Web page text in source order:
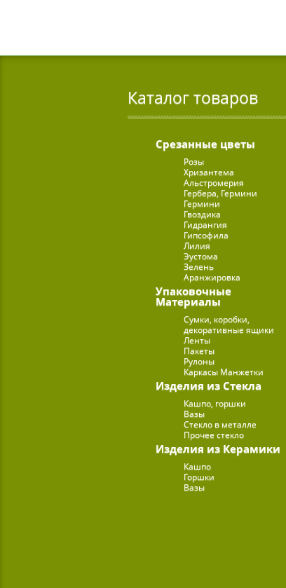
Каталог товаров
Срезанные цветы
Розы
Хризантема
Альстромерия
Гербера, Гермини
Гермини
Гвоздика
Гидрангия
Гипсофила
Лилия
Эустома
Зелень
Аранжировка
Упаковочные
Материалы
Сумки, коробки,
декоративные ящики
Ленты
Пакеты
Рулоны
Каркасы Манжетки
Изделия из Стекла
Кашпо, горшки
Вазы
Стекло в металле
Прочее стекло
Изделия из Керамики
Кашпо
Горшки
Вазы